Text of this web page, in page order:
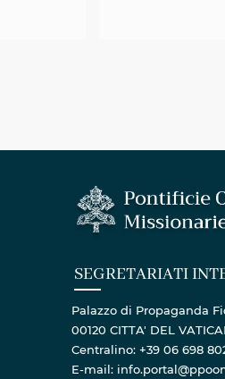
SEGRETARIATI
Palazzo di Propaganda
00120 CITTA' DEL
Centralino: +39 06 698
E-mail: